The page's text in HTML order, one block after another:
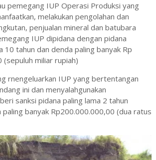
pemegang IUP Operasi Produksi yang
melakukan pengolahan dan
penjualan mineral dan batubara
IUP dipidana dengan pidana
10 tahun dan denda paling banyak Rp
miliar rupiah)
rnengeluarkan IUP yang bertentangan
ini dan menyalahgunakan
sanksi pidana paling lama 2 tahun
banyak Rp200.000.000,00 (dua ratus